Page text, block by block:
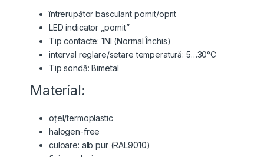
întrerupător basculant pornit/oprit
LED indicator „pornit”
Tip contacte: 1NI (Normal Închis)
interval reglare/setare temperatură: 5…30°C
Tip sondă: Bimetal
Material:
oțel/termoplastic
halogen-free
culoare: alb pur (RAL9010)